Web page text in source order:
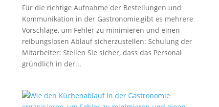
Für die richtige Aufnahme der Bestellungen und
Kommunikation in der Gastronomie,gibt es mehrere
Vorschläge, um Fehler zu minimieren und einen
reibungslosen Ablauf sicherzustellen: Schulung der
Mitarbeiter: Stellen Sie sicher, dass das Personal
gründlich in der...